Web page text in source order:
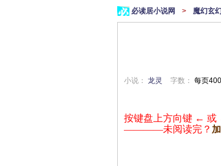
必读居小说网 > 魔幻玄
小说： 龙灵 字数： 每页
按键盘上方向键 ← 或
————未阅读完？